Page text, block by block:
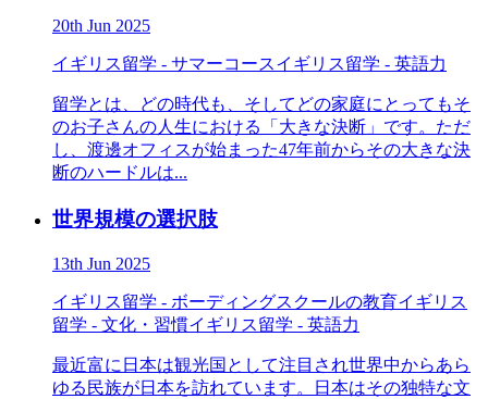
20th Jun 2025
イギリス留学 - サマーコースイギリス留学 - 英語力
留学とは、どの時代も、そしてどの家庭にとってもそ
のお子さんの人生における「大きな決断」です。ただ
し、渡邊オフィスが始まった47年前からその大きな決
断のハードルは...
世界規模の選択肢
13th Jun 2025
イギリス留学 - ボーディングスクールの教育イギリス
留学 - 文化・習慣イギリス留学 - 英語力
最近富に日本は観光国として注目され世界中からあら
ゆる民族が日本を訪れています。日本はその独特な文